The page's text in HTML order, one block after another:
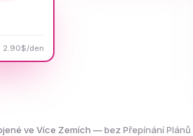
2.90$/den
ve Více Zemích — bez Přepínání Plánů